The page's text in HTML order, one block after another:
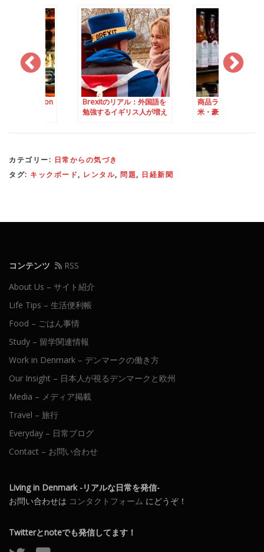
Science Fiction
Brexitのリアル：外国語を
勉強するイギリス人が増え
商品ラベルで分かる
米・豪の違い
カテゴリー: 日常からの気づき
タグ: キックボード, レンタル, 問題, 日経新聞
コンテンツ
RSS
About Us – サイト紹介
Life Tips – 生活便利帳
Food – ごはん事情
Study – 留学関連情報
Work in Denmark – デンマークの働き方
Our Insight – 日本人が視るデンマークと欧州
Media – メディア掲載
Travel – 旅行
Everyday – 日常ブログ
Contact – お問い合わせ
Living in Denmark -リアルな日常を発信-
お問い合わせは コンタクトフォーム にどうぞ！
Twitterとnoteでも発信してます！